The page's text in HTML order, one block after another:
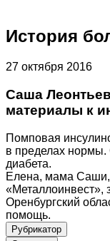
История
27 октября 2016
Саша
материалы к
Помповая
в пределах нормы.
диабета.
Елена, мама Саши,
«Металлоинвест»,
Оренбургский
помощь.
Рубрикатор